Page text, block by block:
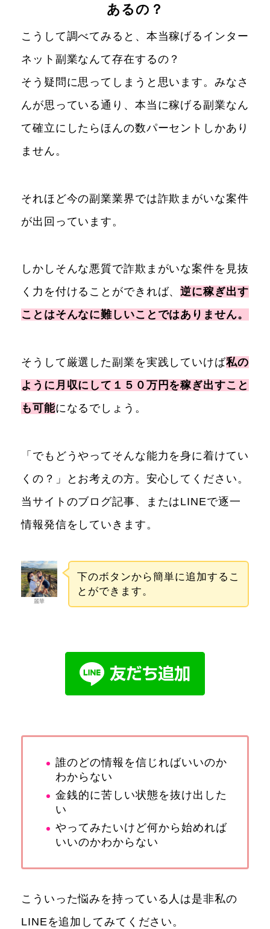
あるの？
こうして調べてみると、本当稼げるインター
ネット副業なんて存在するの？
そう疑問に思ってしまうと思います。みなさ
んが思っている通り、本当に稼げる副業なん
て確立にしたらほんの数パーセントしかあり
ません。
それほど今の副業業界では詐欺まがいな案件
が出回っています。
しかしそんな悪質で詐欺まがいな案件を見抜
く力を付けることができれば、逆に稼ぎ出す
ことはそんなに難しいことではありません。
そうして厳選した副業を実践していけば私の
ように月収にして１５０万円を稼ぎ出すこと
も可能になるでしょう。
「でもどうやってそんな能力を身に着けてい
くの？」とお考えの方。安心してください。
当サイトのブログ記事、またはLINEで逐一
情報発信をしていきます。
麗華
下のボタンから簡単に追加するこ
とができます。
誰のどの情報を信じればいいのか
わからない
金銭的に苦しい状態を抜け出した
い
やってみたいけど何から始めれば
いいのかわからない
こういった悩みを持っている人は是非私の
LINEを追加してみてください。